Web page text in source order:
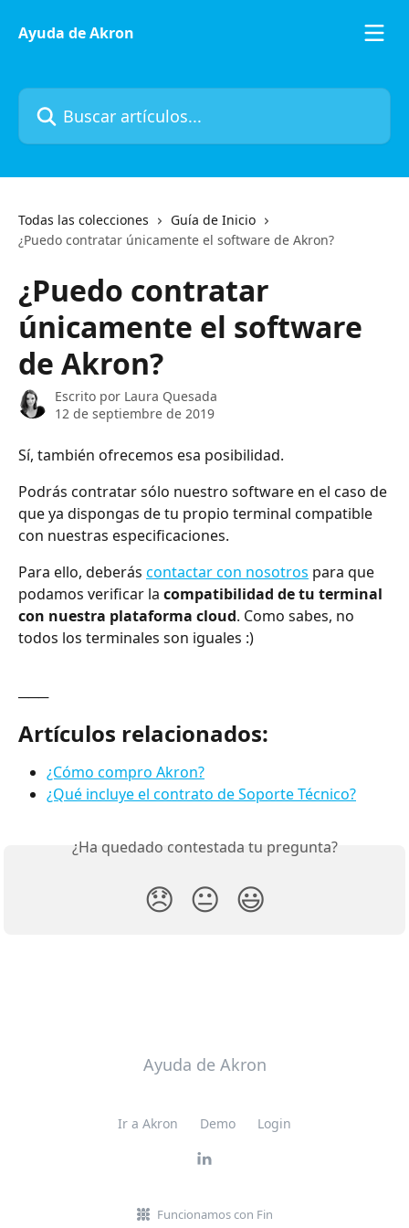
Ayuda de Akron
Buscar artículos...
Todas las colecciones
Guía de Inicio
¿Puedo contratar únicamente el software de Akron?
¿Puedo contratar
únicamente el software
de Akron?
Escrito por Laura Quesada
12 de septiembre de 2019
Sí, también ofrecemos esa posibilidad.
Podrás contratar sólo nuestro software en el caso de
que ya dispongas de tu propio terminal compatible
con nuestras especificaciones.
Para ello, deberás contactar con nosotros para que
podamos verificar la compatibilidad de tu terminal
con nuestra plataforma cloud. Como sabes, no
todos los terminales son iguales :)
───
Artículos relacionados:
¿Cómo compro Akron?
¿Qué incluye el contrato de Soporte Técnico?
¿Ha quedado contestada tu pregunta?
😞 😐 😃
Ayuda de Akron
Ir a Akron Demo Login
Funcionamos con Fin